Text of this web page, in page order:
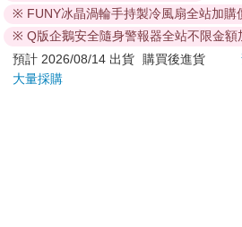
報紙、期刊或雜誌。（含
經消費者拆封之影音商品或電
非以有形媒介提供之數位內容
上服務，經消費者事先同意始
※ FUNY冰晶渦輪手持製冷風扇全站加購
※ Q版企鵝安全隨身警報器全站不限金額
預計 2026/08/14 出貨
購買後進貨
大量採購